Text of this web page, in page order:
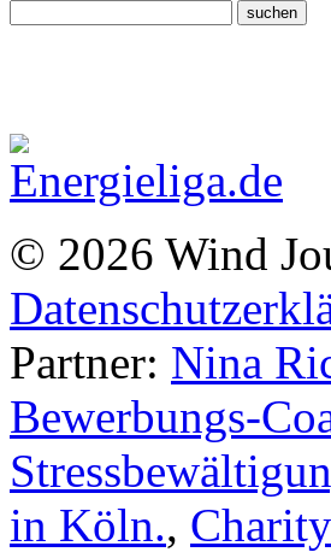
© 2026 Wind
Partner: Nina
Bewerbungs-
in Köln.,